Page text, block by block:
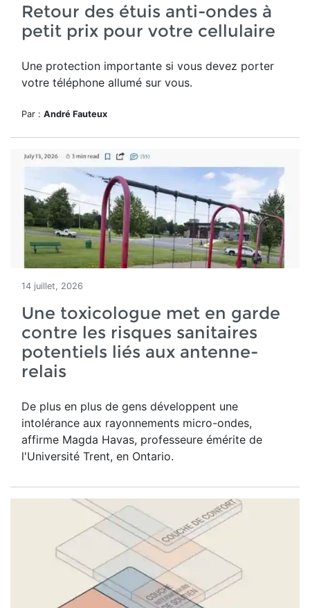
Retour des étuis anti-ondes à
petit prix pour votre cellulaire
Une protection importante si vous devez porter
votre téléphone allumé sur vous.
Par : André Fauteux
14 juillet, 2026
Une toxicologue met en garde
contre les risques sanitaires
potentiels liés aux antenne-
relais
De plus en plus de gens développent une
intolérance aux rayonnements micro-ondes,
affirme Magda Havas, professeure émérite de
l'Université Trent, en Ontario.